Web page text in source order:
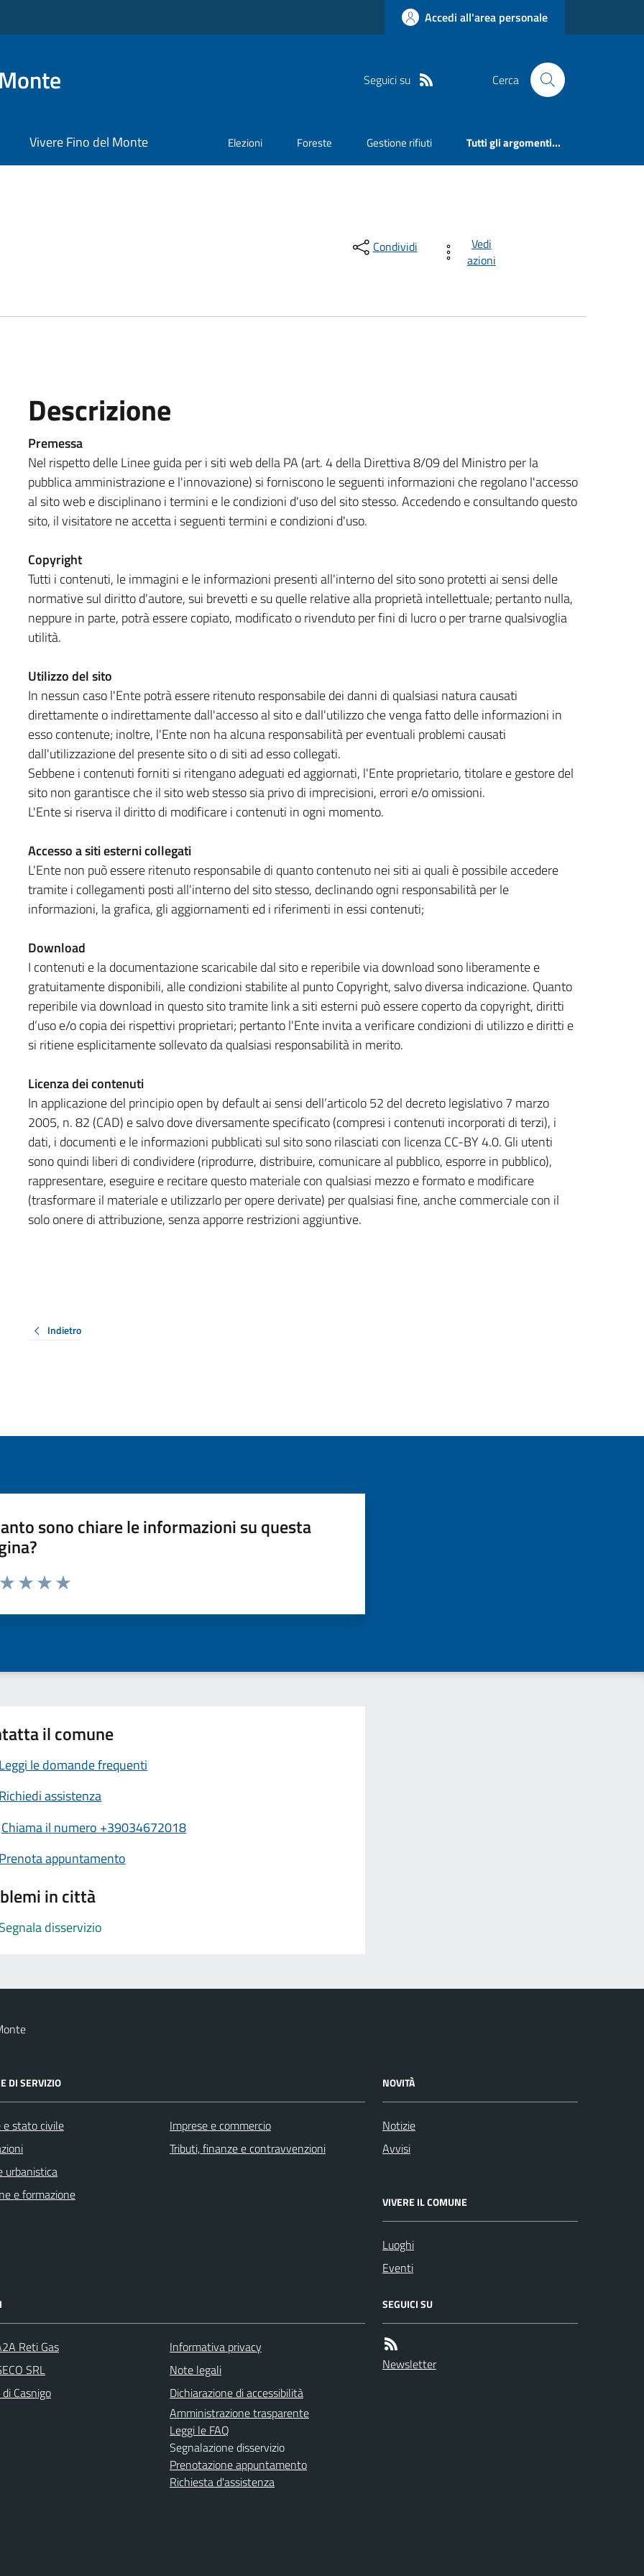
Accedi all'area personale
Seguici su Cerca
Vivere Fino del Monte Elezioni Foreste Gestione rifiuti Tutti gli argomenti...
Condividi
Vedi
azioni
Descrizione
Premessa
Nel rispetto delle Linee guida per i siti web della PA (art. 4 della Direttiva 8/09 del Ministro per la
pubblica amministrazione e l'innovazione) si forniscono le seguenti informazioni che regolano l'accesso
al sito web e disciplinano i termini e le condizioni d'uso del sito stesso. Accedendo e consultando questo
sito, il visitatore ne accetta i seguenti termini e condizioni d'uso.
Copyright
Tutti i contenuti, le immagini e le informazioni presenti all'interno del sito sono protetti ai sensi delle
normative sul diritto d'autore, sui brevetti e su quelle relative alla proprietà intellettuale; pertanto nulla,
neppure in parte, potrà essere copiato, modificato o rivenduto per fini di lucro o per trarne qualsivoglia
utilità.
Utilizzo del sito
In nessun caso l'Ente potrà essere ritenuto responsabile dei danni di qualsiasi natura causati
direttamente o indirettamente dall'accesso al sito e dall'utilizzo che venga fatto delle informazioni in
esso contenute; inoltre, l'Ente non ha alcuna responsabilità per eventuali problemi causati
dall'utilizzazione del presente sito o di siti ad esso collegati.
Sebbene i contenuti forniti si ritengano adeguati ed aggiornati, l'Ente proprietario, titolare e gestore del
sito non garantisce che il sito web stesso sia privo di imprecisioni, errori e/o omissioni.
L'Ente si riserva il diritto di modificare i contenuti in ogni momento.
Accesso a siti esterni collegati
L'Ente non può essere ritenuto responsabile di quanto contenuto nei siti ai quali è possibile accedere
tramite i collegamenti posti all'interno del sito stesso, declinando ogni responsabilità per le
informazioni, la grafica, gli aggiornamenti ed i riferimenti in essi contenuti;
Download
I contenuti e la documentazione scaricabile dal sito e reperibile via download sono liberamente e
gratuitamente disponibili, alle condizioni stabilite al punto Copyright, salvo diversa indicazione. Quanto
reperibile via download in questo sito tramite link a siti esterni può essere coperto da copyright, diritti
d’uso e/o copia dei rispettivi proprietari; pertanto l'Ente invita a verificare condizioni di utilizzo e diritti e
si ritiene esplicitamente sollevato da qualsiasi responsabilità in merito.
Licenza dei contenuti
In applicazione del principio open by default ai sensi dell’articolo 52 del decreto legislativo 7 marzo
2005, n. 82 (CAD) e salvo dove diversamente specificato (compresi i contenuti incorporati di terzi), i
dati, i documenti e le informazioni pubblicati sul sito sono rilasciati con licenza CC-BY 4.0. Gli utenti
sono quindi liberi di condividere (riprodurre, distribuire, comunicare al pubblico, esporre in pubblico),
rappresentare, eseguire e recitare questo materiale con qualsiasi mezzo e formato e modificare
(trasformare il materiale e utilizzarlo per opere derivate) per qualsiasi fine, anche commerciale con il
solo onere di attribuzione, senza apporre restrizioni aggiuntive.
Indietro
sono chiare le informazioni su questa
da 1 a 5 stelle la pagina
il comune
Leggi le domande frequenti
Richiedi assistenza
Chiama il numero +39034672018
Prenota appuntamento
in città
Segnala disservizio
DI SERVIZIO
e stato civile
urbanistica
e formazione
Imprese e commercio
Tributi, finanze e contravvenzioni
NOVITÀ
Notizie
Avvisi
VIVERE IL COMUNE
Luoghi
Eventi
Reti Gas
SRL
Casnigo
Informativa privacy
Note legali
Dichiarazione di accessibilità
Amministrazione trasparente
Leggi le FAQ
Segnalazione disservizio
Prenotazione appuntamento
Richiesta d'assistenza
SEGUICI SU
Newsletter